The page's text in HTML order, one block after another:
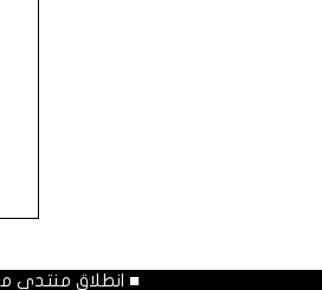
■ انطلاق منتدى منهل